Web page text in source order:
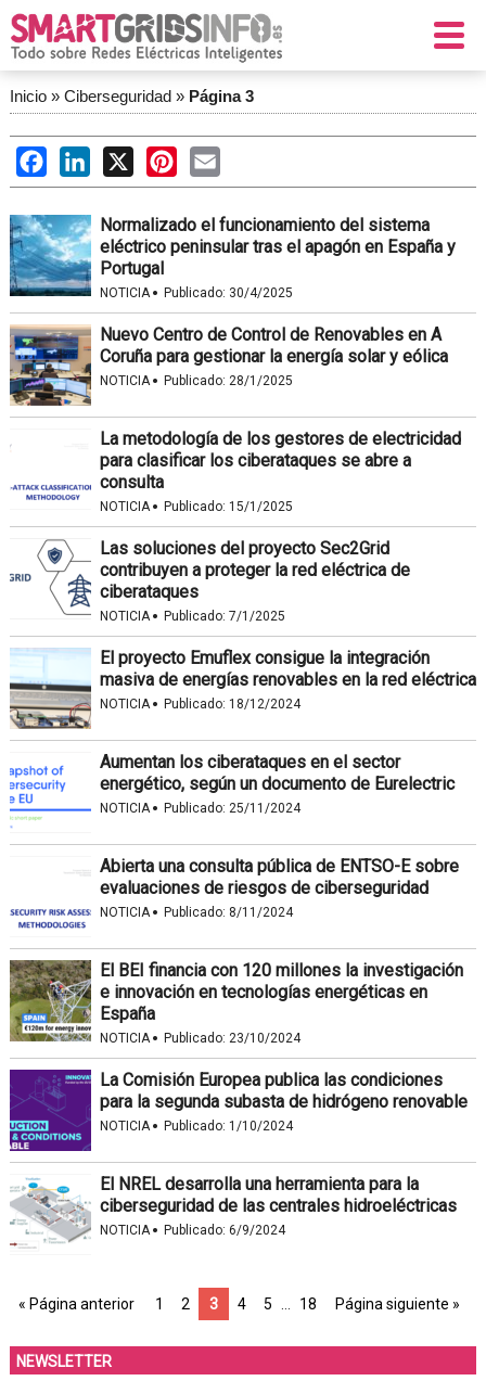
Inicio» Ciberseguridad» Página 3
FacebookLinkedIn
X PinterestEmail
Normalizado el funcionamiento del sistema
eléctrico peninsular tras el apagón en España y
Portugal
NOTICIA· Publicado: 30/4/2025
Nuevo Centro de Control de Renovables en A
Coruña para gestionar la energía solar y eólica
NOTICIA· Publicado: 28/1/2025
La metodología de los gestores de electricidad
para clasificar los ciberataques se abre a
consulta
NOTICIA· Publicado: 15/1/2025
Las soluciones del proyecto Sec2Grid
contribuyen a proteger la red eléctrica de
ciberataques
NOTICIA· Publicado: 7/1/2025
El proyecto Emuflex consigue la integración
masiva de energías renovables en la red eléctrica
NOTICIA· Publicado: 18/12/2024
Aumentan los ciberataques en el sector
energético, según un documento de Eurelectric
NOTICIA· Publicado: 25/11/2024
Abierta una consulta pública de ENTSO-E sobre
evaluaciones de riesgos de ciberseguridad
NOTICIA· Publicado: 8/11/2024
El BEI financia con 120 millones la investigación
e innovación en tecnologías energéticas en
España
NOTICIA· Publicado: 23/10/2024
La Comisión Europea publica las condiciones
para la segunda subasta de hidrógeno renovable
NOTICIA· Publicado: 1/10/2024
El NREL desarrolla una herramienta para la
ciberseguridad de las centrales hidroeléctricas
NOTICIA· Publicado: 6/9/2024
« Página anterior 1 2 3 4 5 18 Página siguiente »
NEWSLETTER